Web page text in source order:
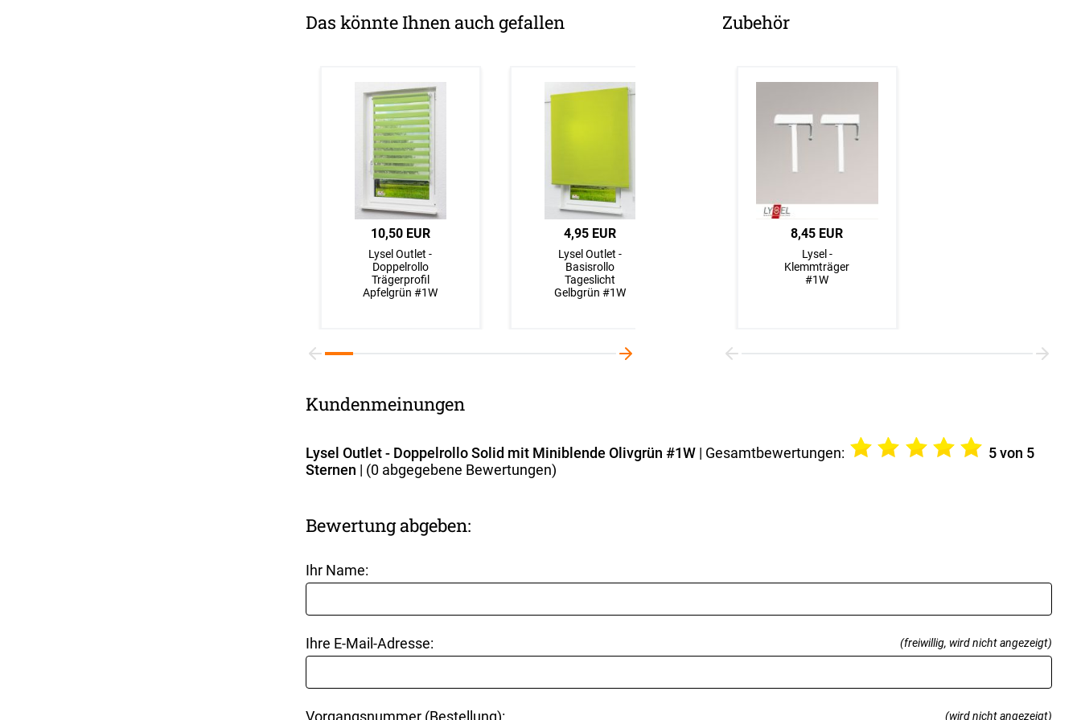
Das könnte Ihnen auch gefallen
10,50 EUR
Lysel Outlet -
Doppelrollo
Trägerprofil
Apfelgrün #1W
4,95 EUR
Lysel Outlet -
Basisrollo
Tageslicht
Gelbgrün #1W
37,45 EUR
Schiebegardine
Spheres #1W
Zubehör
8,45 EUR
Lysel -
Klemmträger
#1W
Kundenmeinungen
Lysel Outlet - Doppelrollo Solid mit Miniblende Olivgrün #1W| Gesamtbewertungen: 5von 5
Sternen | (0abgegebene Bewertungen)
Bewertung abgeben:
Ihr Name:
Ihre E-Mail-Adresse: (freiwillig, wird nicht angezeigt)
Vorgangsnummer (Bestellung): (wird nicht angezeigt)